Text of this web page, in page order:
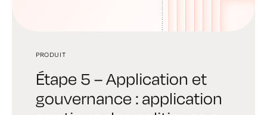
PRODUIT
Étape 5 – Application et
gouvernance : application
PRODUIT
Étape 4 – Automatisation
et orchestration : la
PRODUIT
Troisième étape –
Instaurer la confiance :